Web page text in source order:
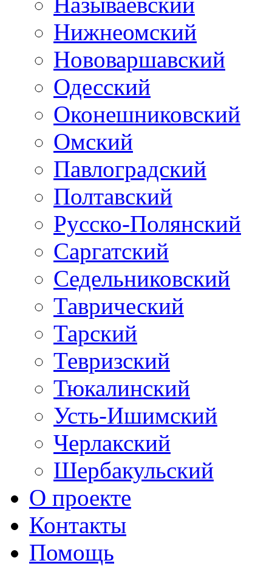
Нижнеомский
Нововаршавский
Одесский
Оконешниковский
Омский
Павлоградский
Полтавский
Русско-Полянский
Саргатский
Седельниковский
Таврический
Тарский
Тевризский
Тюкалинский
Усть-Ишимский
Черлакский
Шербакульский
О проекте
Контакты
Помощь